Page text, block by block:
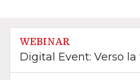
WEBINAR
Digital Event: Verso